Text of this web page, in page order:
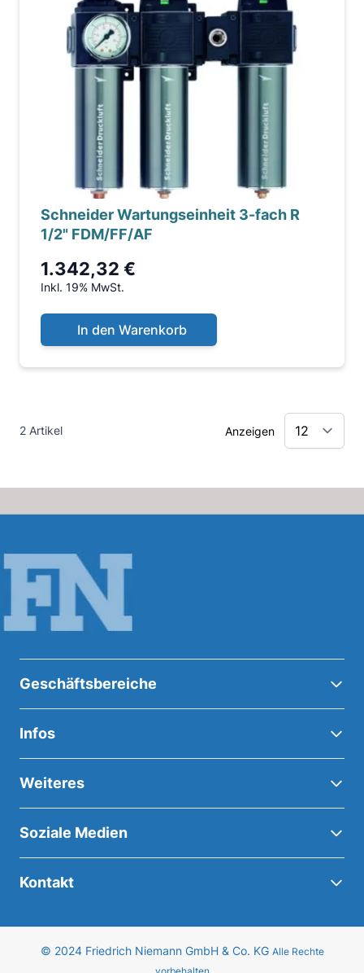
Schneider Wartungseinheit 3-fach R
1/2" FDM/FF/AF
1.342,32 €
Inkl. 19% MwSt.
In den Warenkorb
2 Artikel Anzeigen
Geschäftsbereiche
Infos
Weiteres
Soziale Medien
Kontakt
© 2024 Friedrich Niemann GmbH & Co. KG Alle Rechte